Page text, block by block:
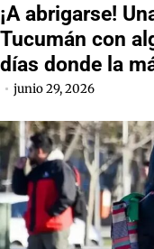
¡A abrigarse!
Tucumán con
días donde la
junio 29, 2026